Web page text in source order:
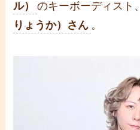
ル）
のキーボーディスト、
りょうか）さん 。